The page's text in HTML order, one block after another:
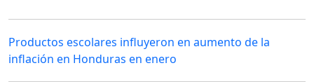
Productos escolares influyeron en aumento de la
inflación en Honduras en enero